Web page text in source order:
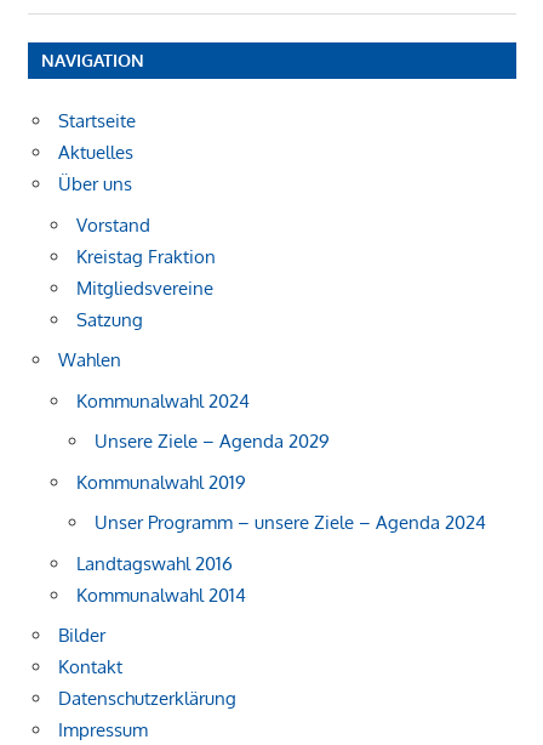
NAVIGATION
Startseite
Aktuelles
Über uns
Vorstand
Kreistag Fraktion
Mitgliedsvereine
Satzung
Wahlen
Kommunalwahl 2024
Unsere Ziele – Agenda 2029
Kommunalwahl 2019
Unser Programm – unsere Ziele – Agenda 2024
Landtagswahl 2016
Kommunalwahl 2014
Bilder
Kontakt
Datenschutzerklärung
Impressum